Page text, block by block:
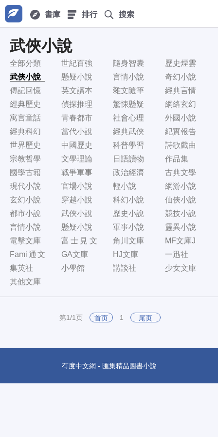
書庫 排行 搜索
武俠小說
全部分類 世紀百強 隨身智囊
歷史煙雲
武俠小說
懸疑小說 言情小說
奇幻小說
傳記回憶
英文讀本 雜文隨筆
經典言情
經典歷史
偵探推理 驚悚懸疑
網絡玄幻
寓言童話
青春都市 社會心理
外國小說
經典科幻
當代小說 經典武俠
紀實報告
世界歷史
中國歷史 科普學習
詩歌戲曲
宗教哲學
文學理論 日語讀物
作品集
國學古籍
戰爭軍事 政治經濟
古典文學
現代小說
官場小說 輕小說
網游小說
玄幻小說
穿越小說 科幻小說
仙俠小說
都市小說
武俠小說 歷史小說
競技小說
言情小說
懸疑小說 軍事小說
靈異小說
電擊文庫
富士見文
庫
角川文庫
MF文庫J
Fami通文
庫
GA文庫 HJ文庫
一迅社
集英社
小學館 講談社
少女文庫
其他文庫
第1/1页 首页 1 尾页
有度中文網 - 匯集精品圖書小說